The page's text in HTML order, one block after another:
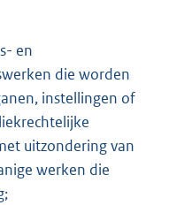
en
die worden
instellingen of
uitzondering van
werken die